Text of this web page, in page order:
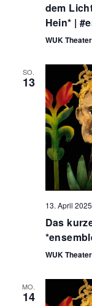
dem
Hein* |
WUK
SO.
13
13. April
Das
WUK
MO.
14